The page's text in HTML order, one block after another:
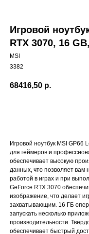
Игровой
RTX 3070, 16
MSI
3382
68416,50 р.
Игровой ноутбук MSI
для геймеров и
обеспечивает высокую
данных, что позволяет вам
работой в играх и при
GeForce RTX 3070
изображение, что делает
захватывающим. 16 ГБ
запускать несколько
производительности.
обеспечивает быстрый